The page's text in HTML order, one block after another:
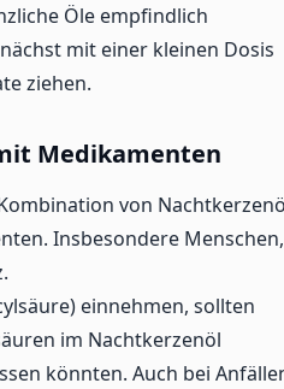
Öle empfindlich
mit einer kleinen Dosis
ziehen.
Medikamenten
von
Insbesondere Menschen,
einnehmen, sollten
im Nachtkerzenöl
könnten. Auch bei